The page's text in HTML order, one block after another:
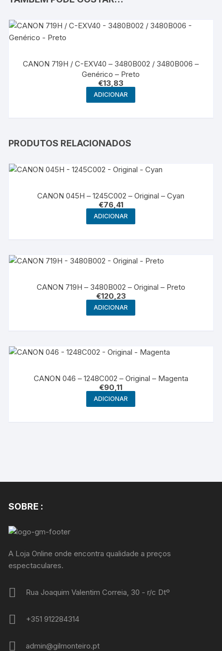
CANON 719H / C-EXV40 – 3480B002 / 3480B006 –
Genérico – Preto
€13,83
ADICIONAR
PRODUTOS RELACIONADOS
CANON 045H – 1245C002 – Original – Cyan
€76,41
ADICIONAR
CANON 719H – 3480B002 – Original – Preto
€120,23
ADICIONAR
CANON 046 – 1248C002 – Original – Magenta
€90,11
ADICIONAR
SOBRE :
A Loja Online onde encontra qualidade a preços
espectaculares.
Rua Joaquim Valentim Correia, 30 - r/c Dtº
+351 912284314
admin@gilmonteiro.pt